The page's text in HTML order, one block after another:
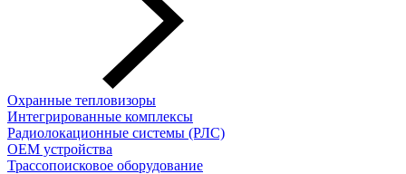
Охранные тепловизоры
Интегрированные комплексы
Радиолокационные системы (РЛС)
OEM устройства
Трассопоисковое оборудование